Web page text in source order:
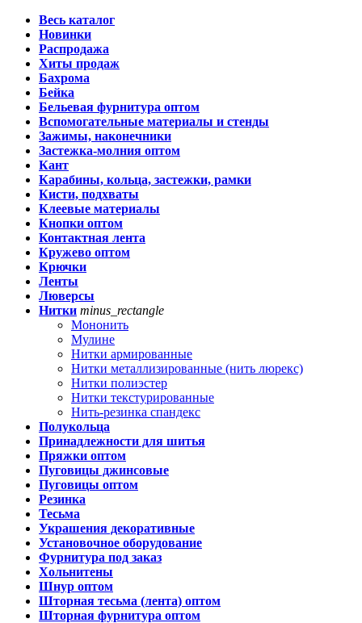
Весь каталог
Новинки
Распродажа
Хиты продаж
Бахрома
Бейка
Бельевая фурнитура оптом
Вспомогательные материалы и стенды
Зажимы, наконечники
Застежка-молния оптом
Кант
Карабины, кольца, застежки, рамки
Кисти, подхваты
Клеевые материалы
Кнопки оптом
Контактная лента
Кружево оптом
Крючки
Ленты
Люверсы
Нитки minus_rectangle
Мононить
Мулине
Нитки армированные
Нитки металлизированные (нить люрекс)
Нитки полиэстер
Нитки текстурированные
Нить-резинка спандекс
Полукольца
Принадлежности для шитья
Пряжки оптом
Пуговицы джинсовые
Пуговицы оптом
Резинка
Тесьма
Украшения декоративные
Установочное оборудование
Фурнитура под заказ
Хольнитены
Шнур оптом
Шторная тесьма (лента) оптом
Шторная фурнитура оптом